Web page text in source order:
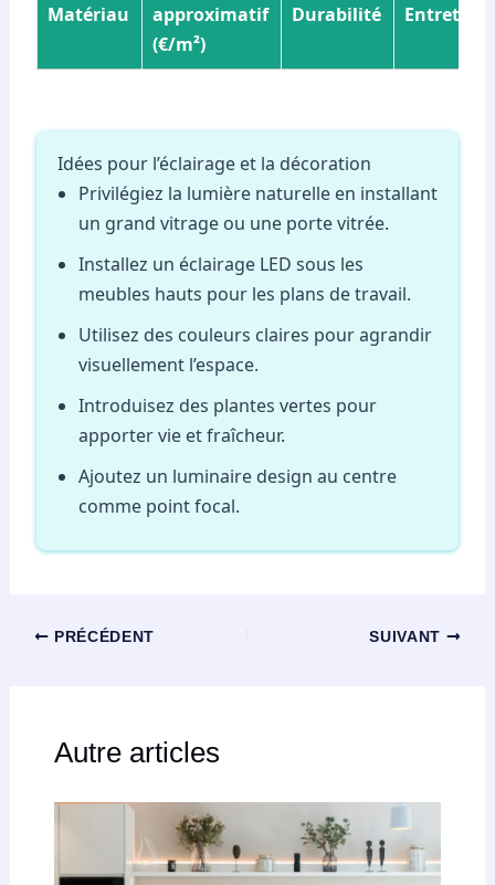
Matériau
approximatif
(€/m²)
Durabilité Entretien
Idées pour l’éclairage et la décoration
Privilégiez la lumière naturelle en installant
un grand vitrage ou une porte vitrée.
Installez un éclairage LED sous les
meubles hauts pour les plans de travail.
Utilisez des couleurs claires pour agrandir
visuellement l’espace.
Introduisez des plantes vertes pour
apporter vie et fraîcheur.
Ajoutez un luminaire design au centre
comme point focal.
PRÉCÉDENT SUIVANT
Autre articles